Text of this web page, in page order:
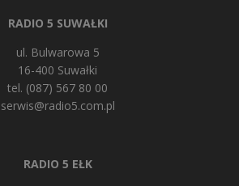
RADIO 5 SUWAŁKI
ul. Bulwarowa 5
16-400 Suwałki
tel. (087) 567 80 00
serwis@radio5.com.pl
RADIO 5 EŁK